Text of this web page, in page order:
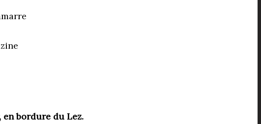
en bordure du Lez.